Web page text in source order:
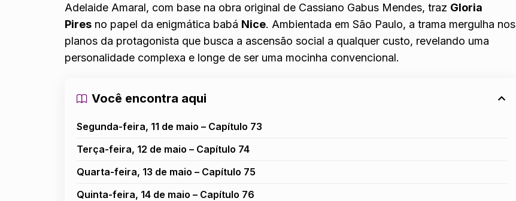
Adelaide Amaral, com base na obra original de Cassiano Gabus Mendes, traz Gloria
Pires no papel da enigmática babá Nice. Ambientada em São Paulo, a trama mergulha nos
planos da protagonista que busca a ascensão social a qualquer custo, revelando uma
personalidade complexa e longe de ser uma mocinha convencional.
Você encontra aqui
Segunda-feira, 11 de maio – Capítulo 73
Terça-feira, 12 de maio – Capítulo 74
Quarta-feira, 13 de maio – Capítulo 75
Quinta-feira, 14 de maio – Capítulo 76